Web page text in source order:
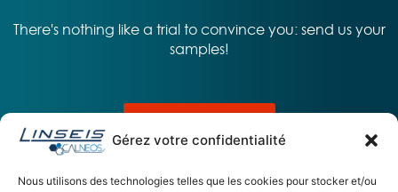
Gérez votre confidentialité
Nous utilisons des technologies telles que les cookies pour stocker et/ou
There's nothing like a trial to convince you: send us your
samples!